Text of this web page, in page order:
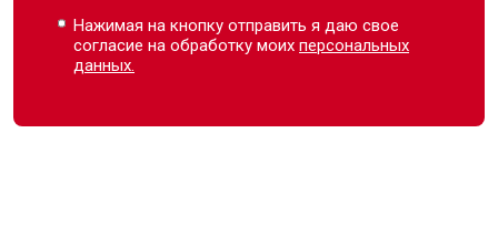
Нажимая на кнопку отправить я даю свое
согласие на обработку моихперсональных
данных.